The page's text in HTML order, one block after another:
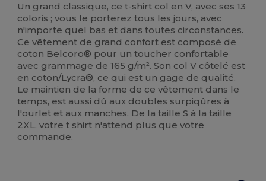
Un grand classique, ce t-shirt col en V, avec ses 13
coloris ; vous le porterez tous les jours, avec
n'importe quel bas et dans toutes circonstances.
Ce vêtement de grand confort est composé de
coton Belcoro® pour un toucher confortable
avec grammage de 165 g/m². Son col V côtelé est
en coton/Lycra®, ce qui est un gage de qualité.
Le maintien de la forme de ce vêtement dans le
temps, est aussi dû aux doubles surpiqûres à
l'ourlet et aux manches. De la taille S à la taille
2XL, votre t shirt n'attend plus que votre
commande.